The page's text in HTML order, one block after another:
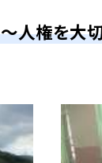
～人権を